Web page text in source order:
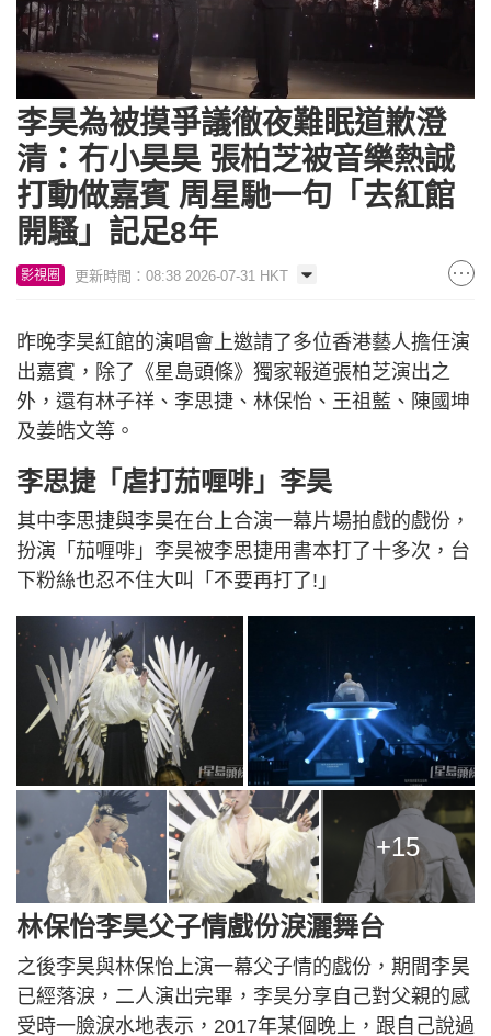
Unmute Loaded
5.32%
李昊為被摸爭議徹夜難眠道歉澄
清：冇小昊昊 張柏芝被音樂熱誠
打動做嘉賓 周星馳一句「去紅館
開騷」記足8年
影視圈 更新時間：08:38 2026-07-31 HKT
昨晚李昊紅館的演唱會上邀請了多位香港藝人擔任演
出嘉賓，除了《星島頭條》獨家報道張柏芝演出之
外，還有林子祥、李思捷、林保怡、王祖藍、陳國坤
及姜皓文等。
李思捷「虐打茄喱啡」李昊
其中李思捷與李昊在台上合演一幕片場拍戲的戲份，
扮演「茄喱啡」李昊被李思捷用書本打了十多次，台
下粉絲也忍不住大叫「不要再打了!」
+15
林保怡李昊父子情戲份淚灑舞台
之後李昊與林保怡上演一幕父子情的戲份，期間李昊
已經落淚，二人演出完畢，李昊分享自己對父親的感
受時一臉淚水地表示，2017年某個晚上，跟自己說過